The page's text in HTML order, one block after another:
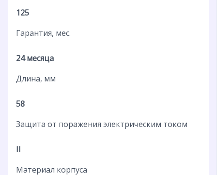
125
Гарантия, мес.
24 месяца
Длина, мм
58
Защита от поражения электрическим током
II
Материал корпуса